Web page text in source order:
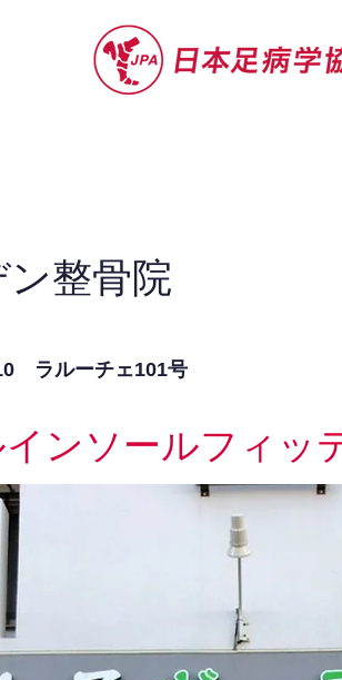
整骨院
ラルーチェ101号
ンソールフィッ